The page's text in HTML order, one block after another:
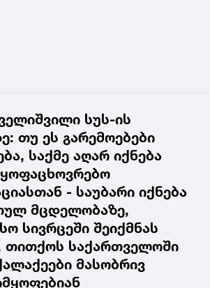
სუს-ის
თუ ეს გარემოებები
საქმე აღარ იქნება
- საუბარი იქნება
მცდელობაზე,
სივრცეში შეიქმნას
თითქოს საქართველოში
მასობრივ